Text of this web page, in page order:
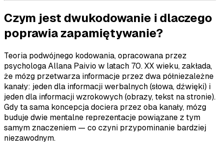
Czym jest dwukodowanie i dlaczego
poprawia zapamiętywanie?
Teoria podwójnego kodowania, opracowana przez
psychologa Allana Paivio w latach 70. XX wieku, zakłada,
że mózg przetwarza informacje przez dwa półniezależne
kanały: jeden dla informacji werbalnych (słowa, dźwięki) i
jeden dla informacji wzrokowych (obrazy, tekst na stronie).
Gdy ta sama koncepcja dociera przez oba kanały, mózg
buduje dwie mentalne reprezentacje powiązane z tym
samym znaczeniem — co czyni przypominanie bardziej
niezawodnym.